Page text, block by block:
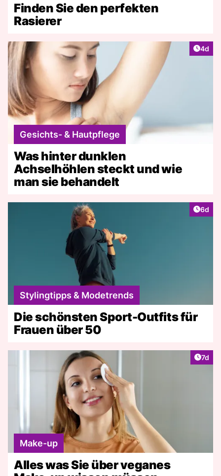
Finden Sie den perfekten
Rasierer
4d
Gesichts- & Hautpflege
Was hinter dunklen
Achselhöhlen steckt und wie
man sie behandelt
6d
Stylingtipps & Modetrends
Die schönsten Sport-Outfits für
Frauen über 50
7d
Make-up
Alles was Sie über veganes